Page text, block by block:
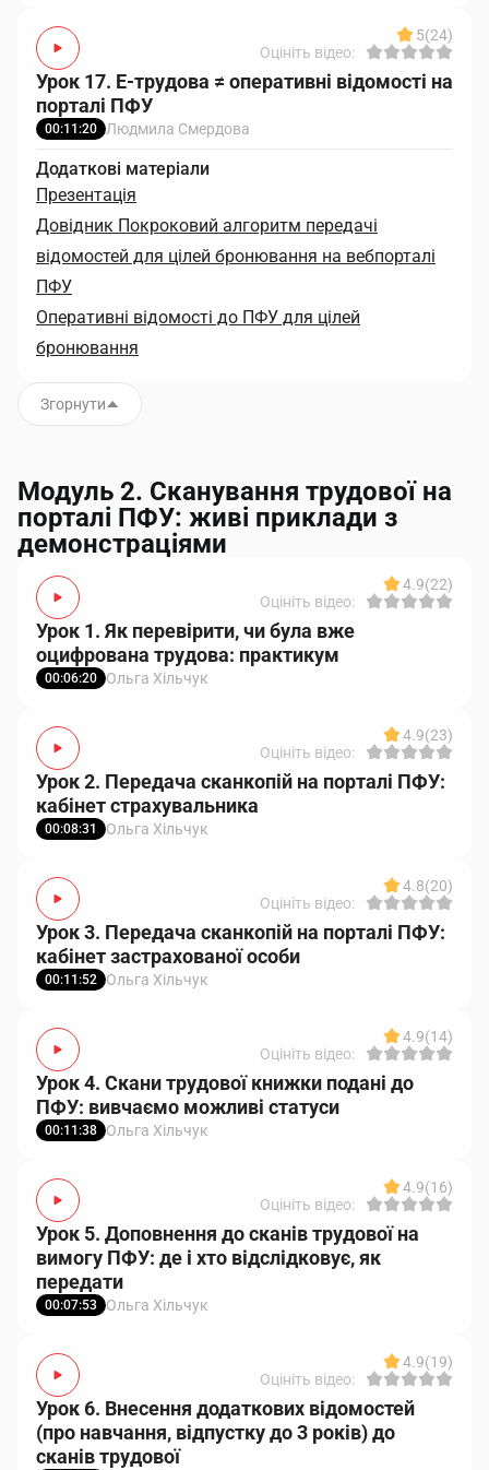
5(24)
Оцініть відео:
Урок 17. Е-трудова ≠ оперативні відомості на
порталі ПФУ
00:11:20 Людмила Смердова
Додаткові матеріали
Презентація
Довідник Покроковий алгоритм передачі
відомостей для цілей бронювання на вебпорталі
ПФУ
Оперативні відомості до ПФУ для цілей
бронювання
Згорнути
Модуль 2. Сканування трудової на
порталі ПФУ: живі приклади з
демонстраціями
4.9(22)
Оцініть відео:
Урок 1. Як перевірити, чи була вже
оцифрована трудова: практикум
00:06:20 Ольга Хільчук
4.9(23)
Оцініть відео:
Урок 2. Передача сканкопій на порталі ПФУ:
кабінет страхувальника
00:08:31 Ольга Хільчук
4.8(20)
Оцініть відео:
Урок 3. Передача сканкопій на порталі ПФУ:
кабінет застрахованої особи
00:11:52 Ольга Хільчук
4.9(14)
Оцініть відео:
Урок 4. Скани трудової книжки подані до
ПФУ: вивчаємо можливі статуси
00:11:38 Ольга Хільчук
4.9(16)
Оцініть відео:
Урок 5. Доповнення до сканів трудової на
вимогу ПФУ: де і хто відслідковує, як
передати
00:07:53 Ольга Хільчук
4.9(19)
Оцініть відео:
Урок 6. Внесення додаткових відомостей
(про навчання, відпустку до 3 років) до
сканів трудової